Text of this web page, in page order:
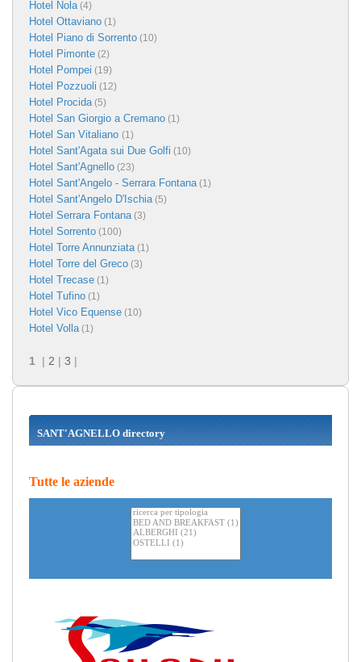
Hotel Nola(4)
Hotel Ottaviano (1)
Hotel Piano di Sorrento (10)
Hotel Pimonte (2)
Hotel Pompei (19)
Hotel Pozzuoli (12)
Hotel Procida(5)
Hotel San Giorgio a Cremano (1)
Hotel San Vitaliano (1)
Hotel Sant'Agata sui Due Golfi (10)
Hotel Sant'Agnello (23)
Hotel Sant'Angelo - Serrara Fontana(1)
Hotel Sant'Angelo D'Ischia(5)
Hotel Serrara Fontana(3)
Hotel Sorrento (100)
Hotel Torre Annunziata(1)
Hotel Torre del Greco (3)
Hotel Trecase (1)
Hotel Tufino (1)
Hotel Vico Equense (10)
Hotel Volla(1)
1 | 2 | 3 |
SANT'AGNELLO directory
Tutte le aziende